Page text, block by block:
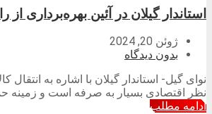
استاندار گیلان در آئین بهره‌برداری از
ژوئن 20, 2024
بدون دیدگاه
نظر اقتصادی بسیار به صرفه است و زمینه
ادامه مطلب